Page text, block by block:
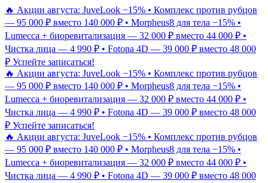
🔥 Акции августа: JuveLook −15% • Комплекс против рубцов
— 95 000 ₽ вместо 140 000 ₽ • Morpheus8 для тела −15% •
Lumecca + биоревитализация — 32 000 ₽ вместо 44 000 ₽ •
Чистка лица — 4 990 ₽ • Fotona 4D — 39 000 ₽ вместо 48 000
₽ Успейте записаться!
🔥 Акции августа: JuveLook −15% • Комплекс против рубцов
— 95 000 ₽ вместо 140 000 ₽ • Morpheus8 для тела −15% •
Lumecca + биоревитализация — 32 000 ₽ вместо 44 000 ₽ •
Чистка лица — 4 990 ₽ • Fotona 4D — 39 000 ₽ вместо 48 000
₽ Успейте записаться!
🔥 Акции августа: JuveLook −15% • Комплекс против рубцов
— 95 000 ₽ вместо 140 000 ₽ • Morpheus8 для тела −15% •
Lumecca + биоревитализация — 32 000 ₽ вместо 44 000 ₽ •
Чистка лица — 4 990 ₽ • Fotona 4D — 39 000 ₽ вместо 48 000